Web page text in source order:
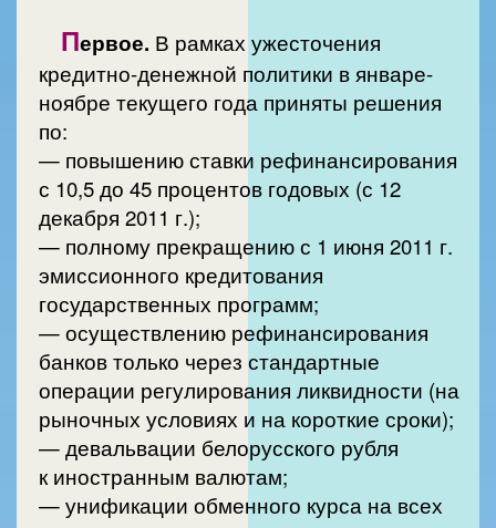
Первое. В рамках ужесточения
кредитно-денежной политики в январе-
ноябре текущего года приняты решения
по:
— повышению ставки рефинансирования
с 10,5 до 45 процентов годовых (с 12
декабря 2011 г.);
— полному прекращению с 1 июня 2011 г.
эмиссионного кредитования
государственных программ;
— осуществлению рефинансирования
банков только через стандартные
операции регулирования ликвидности (на
рыночных условиях и на короткие сроки);
— девальвации белорусского рубля
к иностранным валютам;
— унификации обменного курса на всех